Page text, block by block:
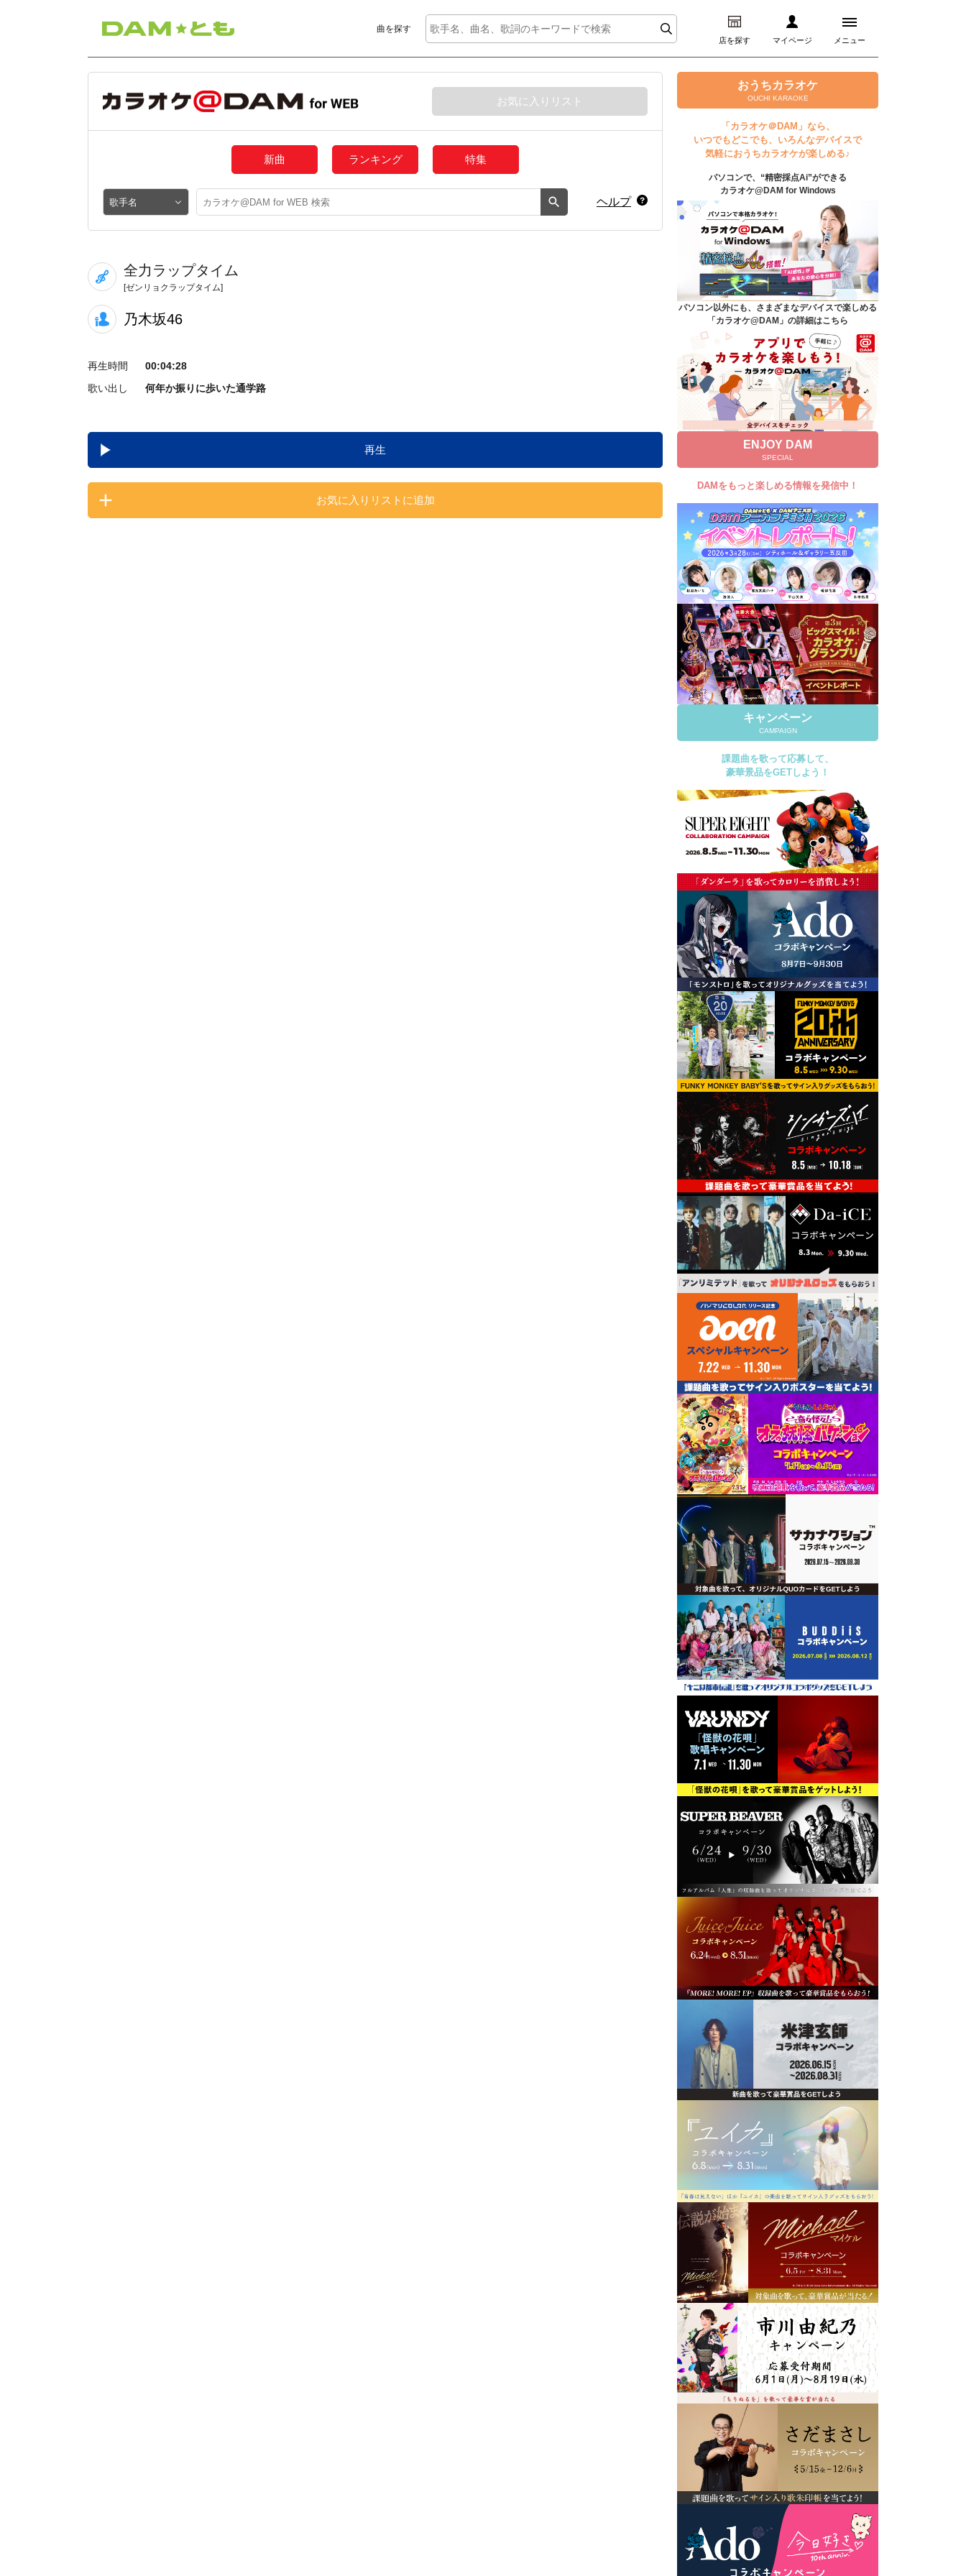
曲を探す
店を探す マイページ メニュー
ログイン
マイページ
プレミアムサービス
DAM★とも動画
DAM★とも録音
カラオケ＠DAM
ユーザー検索
キャンペーン
よくあるご質問
DAMの新曲・ランキングなど
カラオケ最新情報をチェック！
自宅でカラオケ歌い放題！
家族や友達と一緒に！練習にも！
お気に入りリスト
新曲 ランキング 特集
ヘルプ
全力ラップタイム
[ゼンリョクラップタイム]
乃木坂46
再生時間
00:04:28
歌い出し
何年か振りに歩いた通学路
再生
お気に入りリストに追加
おうちカラオケ
OUCHI KARAOKE
「カラオケ＠DAM」なら、
いつでもどこでも、いろんなデバイスで
気軽におうちカラオケが楽しめる♪
パソコンで、“精密採点Ai”ができる
カラオケ@DAM for Windows
パソコン以外にも、さまざまなデバイスで楽しめる
「カラオケ@DAM」の詳細はこちら
ENJOY DAM
SPECIAL
DAMをもっと楽しめる情報を発信中！
キャンペーン
CAMPAIGN
課題曲を歌って応募して、
豪華景品をGETしよう！